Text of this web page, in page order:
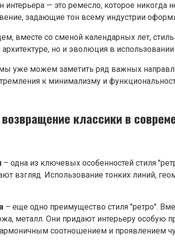
интерьера — это ремесло, которое
задающие тон всему индустрии
вместе со сменой календарных лет,
архитектуре, но и эволюция в
уже можем заметить ряд важных
к минимализму и
классики в
– одна из ключевых особенностей стиля
взгляд. Использование тонких линий,
– еще одно преимущество стиля "ретро".
металл. Они придают интерьеру особую
соотношением и проявлением